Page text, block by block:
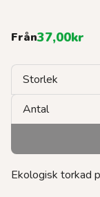
Från37,00kr
Storlek
Antal
Ekologisk torkad